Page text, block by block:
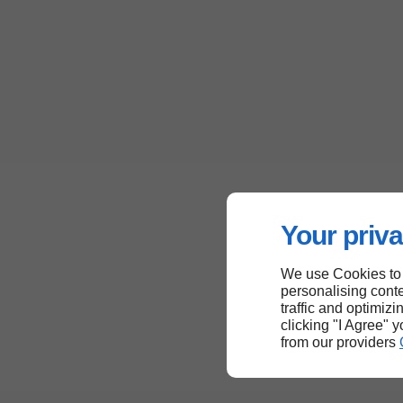
Your
We use Cookies
personalising
traffic and
clicking "I Agree"
from our providers